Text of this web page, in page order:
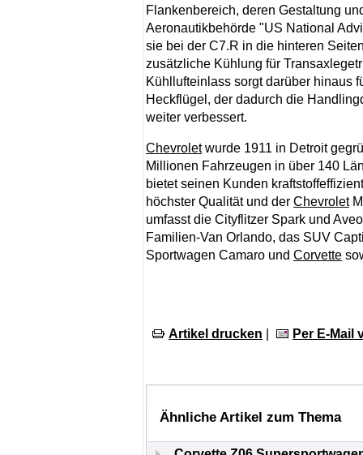
Flankenbereich, deren Gestaltung
Aeronautikbehörde "US National
sie bei der C7.R in die hinteren
zusätzliche Kühlung für
Kühllufteinlass sorgt darüber hinaus
Heckflügel, der dadurch die
weiter verbessert.
Chevroletwurde 1911 in Detroit
Millionen Fahrzeugen in über 140
bietet seinen Kunden
höchster Qualität und der Chevrolet
umfasst die Cityflitzer Spark und
Familien-Van Orlando, das SUV
Sportwagen Camaro und Corvette
Artikel drucken Per E-Mail
Ähnliche Artikel zum Thema